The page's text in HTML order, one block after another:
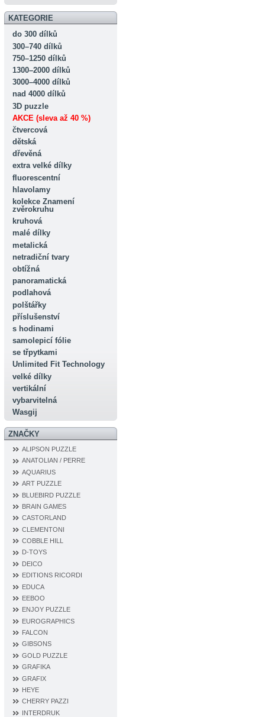
KATEGORIE
do 300 dílků
300–740 dílků
750–1250 dílků
1300–2000 dílků
3000–4000 dílků
nad 4000 dílků
3D puzzle
AKCE (sleva až 40 %)
čtvercová
dětská
dřevěná
extra velké dílky
fluorescentní
hlavolamy
kolekce Znamení
zvěrokruhu
kruhová
malé dílky
metalická
netradiční tvary
obtížná
panoramatická
podlahová
polštářky
příslušenství
s hodinami
samolepicí fólie
se třpytkami
Unlimited Fit Technology
velké dílky
vertikální
vybarvitelná
Wasgij
ZNAČKY
ALIPSON PUZZLE
ANATOLIAN / PERRE
AQUARIUS
ART PUZZLE
BLUEBIRD PUZZLE
BRAIN GAMES
CASTORLAND
CLEMENTONI
COBBLE HILL
D‐TOYS
DEICO
EDITIONS RICORDI
EDUCA
EEBOO
ENJOY PUZZLE
EUROGRAPHICS
FALCON
GIBSONS
GOLD PUZZLE
GRAFIKA
GRAFIX
HEYE
CHERRY PAZZI
INTERDRUK